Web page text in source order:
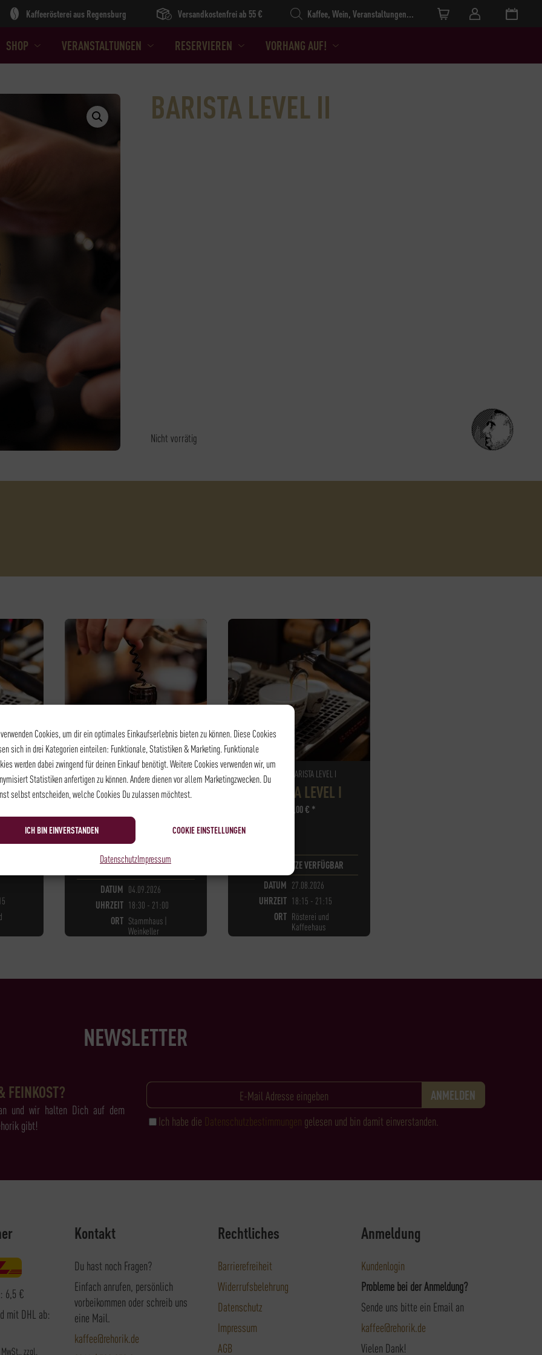
Cookies, um dir ein optimales Einkaufserlebnis bieten zu können. Diese Cookies
sich in drei Kategorien einteilen: Funktionale, Statistiken & Marketing. Funktionale
werden dabei zwingend für deinen Einkauf benötigt. Weitere Cookies verwenden wir, um
Statistiken anfertigen zu können. Andere dienen vor allem Marketingzwecken. Du
selbst entscheiden, welche Cookies Du zulassen möchtest.
ICH BIN EINVERSTANDEN COOKIE EINSTELLUNGEN
DatenschutzImpressum
SHOP VERANSTALTUNGEN RESERVIEREN VORHANG AUF!
Kaffeerösterei aus Regensburg Versandkostenfrei ab 55 €
Products search
BARISTA LEVEL II
Nicht vorrätig
I
I
WEINSEMINAR - WEIN
HEUT BLUBBERTS
RICHTIG! – GROSSES S
CHAUMWEINTASTING
PLÄTZE VERFÜGBAR
DATUM 04.09.2026
UHRZEIT 18:30 - 21:00
ORT Stammhaus |
Weinkeller
KAFFEE - BARISTA LEVEL I
BARISTA LEVEL I
105,00€ *
PLÄTZE VERFÜGBAR
DATUM 27.08.2026
UHRZEIT 18:15 - 21:15
ORT Rösterei und
Kaffeehaus
NEWSLETTER
FEINKOST?
und wir halten Dich auf dem
gibt!
Ich habe die Datenschutzbestimmungen gelesen und bin damit einverstanden.
6,5 €
mit DHL ab:
zzgl.
Kontakt
Du hast noch Fragen?
Einfach anrufen, persönlich
vorbeikommen oder schreib uns
eine Mail.
kaffee@rehorik.de
Rechtliches
Barrierefreiheit
Widerrufsbelehrung
Datenschutz
Impressum
AGB
Anmeldung
Kundenlogin
Probleme bei der Anmeldung?
Sende uns bitte ein Email an
kaffee@rehorik.de
Vielen Dank!